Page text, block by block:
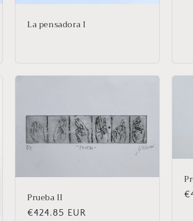
La pensadora I
Prueba II
Precio
€424.85 EUR